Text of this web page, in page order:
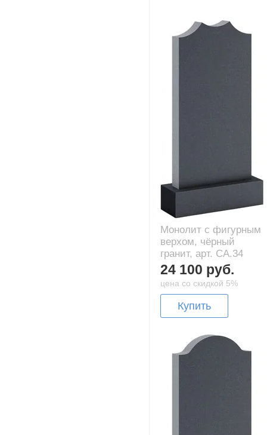
Монолит с фигурным
верхом, чёрный
гранит, арт. CA.34
24 100 руб.
цена со скидкой 5%
Купить